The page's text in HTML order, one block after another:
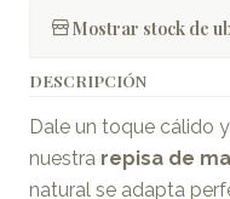
Mostrar stock de
DESCRIPCIÓN
Dale un toque cálido
nuestra repisa de
natural se adapta